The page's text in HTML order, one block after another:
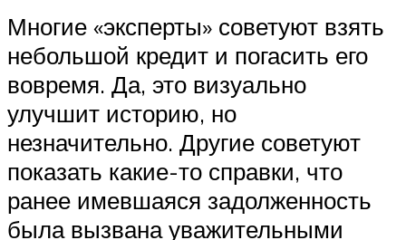
Многие «эксперты» советуют взять
небольшой кредит и погасить его
вовремя. Да, это визуально
улучшит историю, но
незначительно. Другие советуют
показать какие-то справки, что
ранее имевшаяся задолженность
была вызвана уважительными